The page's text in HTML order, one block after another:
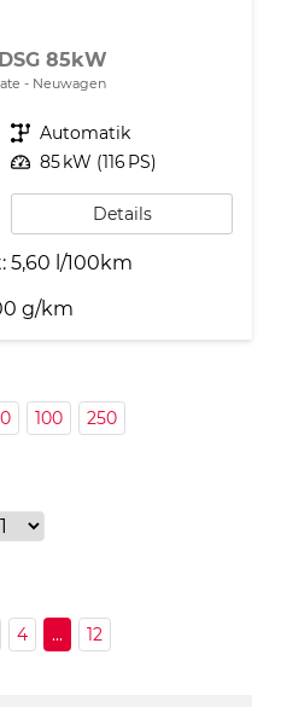
85kW
Neuwagen
Getriebe Automatik
Leistung 85 kW (116 PS)
Details
5,60 l/100km
g/km
100 250
4 ... 12